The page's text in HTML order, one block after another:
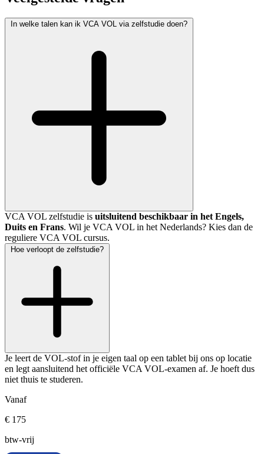
In welke talen kan ik VCA VOL via zelfstudie doen?
VCA VOL zelfstudie is uitsluitend beschikbaar in het Engels,
Duits en Frans. Wil je VCA VOL in het Nederlands? Kies dan de
reguliere VCA VOL cursus.
Hoe verloopt de zelfstudie?
Je leert de VOL-stof in je eigen taal op een tablet bij ons op locatie
en legt aansluitend het officiële VCA VOL-examen af. Je hoeft dus
niet thuis te studeren.
Vanaf
€ 175
btw-vrij